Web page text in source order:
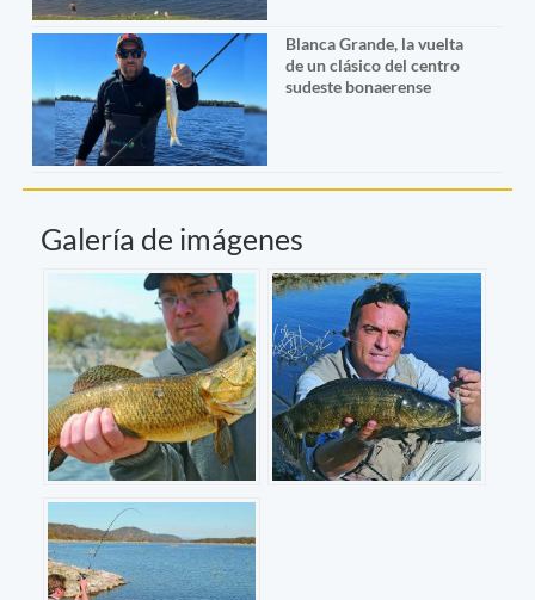
Blanca Grande, la vuelta
de un clásico del centro
sudeste bonaerense
Galería de imágenes